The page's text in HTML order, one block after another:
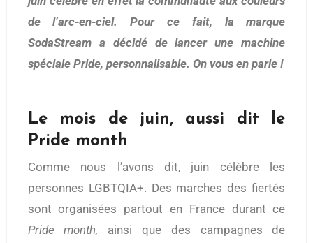
de l’arc-en-ciel. Pour ce fait, la marque
SodaStream a décidé de lancer une machine
spéciale Pride, personnalisable. On vous en parle !
Le mois de juin, aussi dit le
Pride month
Comme nous l’avons dit, juin célèbre les
personnes LGBTQIA+. Des marches des fiertés
sont organisées partout en France durant ce
Pride month, ainsi que des campagnes de